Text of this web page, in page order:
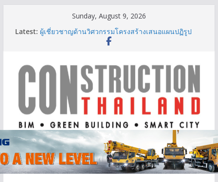
Sunday, August 9, 2026
Latest: ผู้เชี่ยวชาญด้านวิศวกรรมโครงสร้างเสนอแผนปฏิรูป
มาตรฐานตั้งแต่การออกแบบถึงการตรวจสอบอาคารไทย
เติบโต 377% ชี้ดีมานด์ภูเก็ตยังแกร่ง
BCT Expo 2026 ชูแนวคิด “Empowering Net Zero in
Construction & Mining” ขับเคลื่อนอุตสาหกรรม
ก่อสร้างและเหมืองแร่สู่สังคมคาร์บอนต่ำอย่างยั่งยืน
ลลิล พร็อพเพอร์ตี้ ก้าวสู่ปีที่ 40 ยึดลูกค้าเป็นศูนย์กลาง
IHG Hotels & Resorts เปิดตัว ฮอลิเดย์ อินน์ เอ็กซ์เพรส
อ่าวนางแห่งแรกในกระบี่